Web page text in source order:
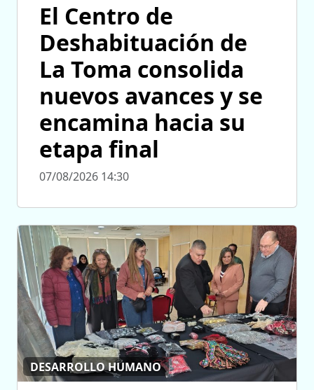
El Centro de
Deshabituación de
La Toma consolida
nuevos avances y se
encamina hacia su
etapa final
07/08/2026 14:30
DESARROLLO HUMANO